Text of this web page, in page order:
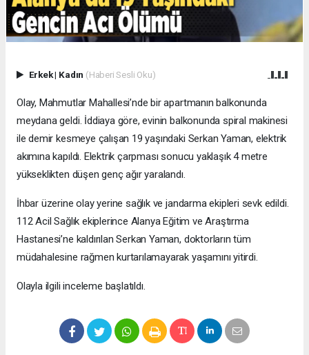
Erkek| Kadın (Haberi Sesli Oku)
Olay, Mahmutlar Mahallesi’nde bir apartmanın balkonunda
meydana geldi. İddiaya göre, evinin balkonunda spiral makinesi
ile demir kesmeye çalışan 19 yaşındaki Serkan Yaman, elektrik
akımına kapıldı. Elektrik çarpması sonucu yaklaşık 4 metre
yükseklikten düşen genç ağır yaralandı.
İhbar üzerine olay yerine sağlık ve jandarma ekipleri sevk edildi.
112 Acil Sağlık ekiplerince Alanya Eğitim ve Araştırma
Hastanesi’ne kaldırılan Serkan Yaman, doktorların tüm
müdahalesine rağmen kurtarılamayarak yaşamını yitirdi.
Olayla ilgili inceleme başlatıldı.